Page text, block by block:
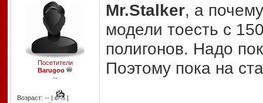
Посетители
Barugoo
--
Возраст: -- |
|
Mr.Stalker, а
модели тоесть с
полигонов. Надо
Поэтому пока на